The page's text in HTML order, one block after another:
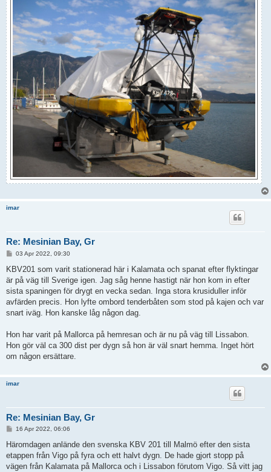
imar
Re: Mesinian Bay, Gr
P
s
03 Apr 2022, 09:30
KBV201 som varit stationerad här i Kalamata och spanat efter flyktingar
är på väg till Sverige igen. Jag såg henne hastigt när hon kom in efter
sista spaningen för drygt en vecka sedan. Inga stora krusiduller inför
avfärden precis. Hon lyfte ombord tenderbåten som stod på kajen och var
snart iväg. Hon kanske låg någon dag.
Hon har varit på Mallorca på hemresan och är nu på väg till Lissabon.
Hon gör väl ca 300 dist per dygn så hon är väl snart hemma. Inget hört
om någon ersättare.
imar
Re: Mesinian Bay, Gr
P
s
16 Apr 2022, 06:06
Häromdagen anlände den svenska KBV 201 till Malmö efter den sista
etappen från Vigo på fyra och ett halvt dygn. De hade gjort stopp på
vägen från Kalamata på Mallorca och i Lissabon förutom Vigo. Så vitt jag